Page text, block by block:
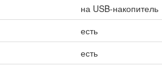
на USB-накопитель
есть
есть